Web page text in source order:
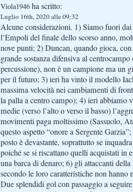
Viola1946 ha scritto:
Luglio 16th, 2020 alle 09:32
Alcune considerazioni. 1) Siamo fuori
l’Empoli del finale dello scorso anno,
nove punti; 2) Duncan, quando gioca,
grande sostanza difensiva al
percussione), non è un campione ma un
per il futuro; 3) ieri ha vinto il modello
massima velocità nei cambiamenti di
la palla a centro campo); 4) ieri abbiamo
medie (verso l’alto o verso il basso)
movimenti paga moltissimo (Sassuolo,
questo aspetto “onore a Sergente
posto è devastante, soprattutto se
poiché se si riscattano quelli acquistati in
una barca di denaro; 6) gli attaccanti
secondo le loro caratteristiche non
Due splendidi gol con passaggio a